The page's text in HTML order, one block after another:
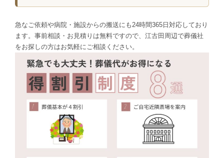
急なご依頼や病院・施設からの搬送にも24時間365日対応しており
ます。事前相談・お見積りは無料ですので、江古田周辺で葬儀社
をお探しの方はお気軽にご相談ください。